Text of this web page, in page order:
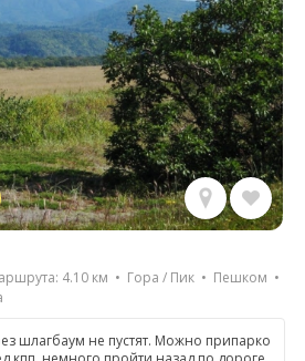
4.10 км • Гора / Пик • Пешком •
шлагбаум не пустят. Можно припарко